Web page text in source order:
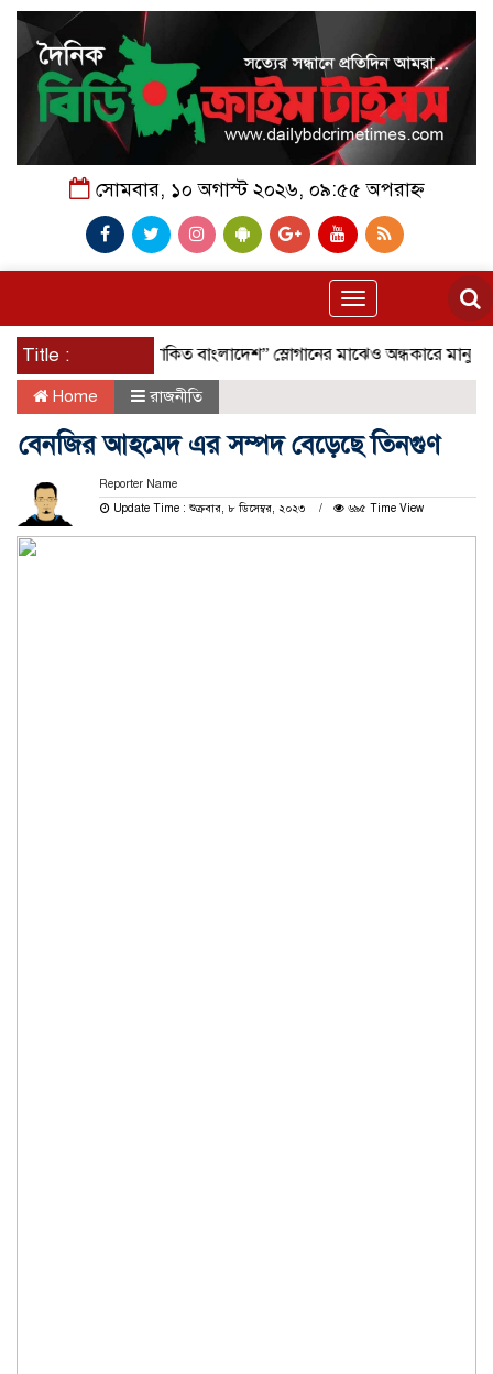
সোমবার, ১০ অগাস্ট ২০২৬, ০৯:৫৫ অপরাহ্ন
Toggle
navigation
Title : “আলোকিত বাংলাদেশ” স্লোগানের মাঝেও অন্ধকারে মানুষ;
Home রাজনীতি
বেনজির আহমেদ এর সম্পদ বেড়েছে তিনগুণ
Reporter Name
Update Time : শুক্রবার, ৮ ডিসেম্বর, ২০২৩
৬৯৫ Time View